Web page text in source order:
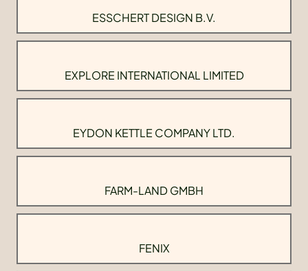
ESSCHERT DESIGN B.V.
EXPLORE INTERNATIONAL LIMITED
EYDON KETTLE COMPANY LTD.
FARM-LAND GMBH
FENIX